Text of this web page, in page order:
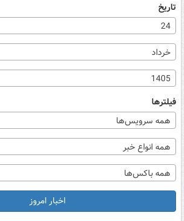
تاریخ
24
خرداد
1405
فیلترها
همه سرویس‌ها
همه انواع خبر
همه باکس‌ها
اخبار امروز